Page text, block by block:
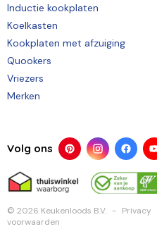
Inductie kookplaten
Koelkasten
Kookplaten met afzuiging
Quookers
Vriezers
Merken
Volg ons
© 2026 Keukenloods B.V. Privacy
voorwaarden